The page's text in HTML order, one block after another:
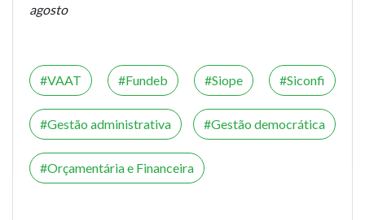
agosto
VAAT Fundeb Siope Siconfi
Gestão administrativa Gestão democrática
Orçamentária e Financeira